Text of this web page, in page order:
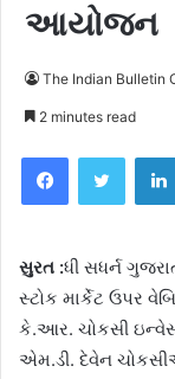
આયોજન
The Indian Bulletin
2 minutes read
સુરત :ધી સધર્ન
સ્ટોક માર્કેટ ઉપર
કે.આર. ચોકસી
એમ.ડી. દેવેન